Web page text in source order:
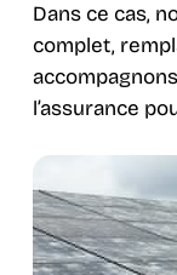
Dans ce cas,
complet,
l’assurance